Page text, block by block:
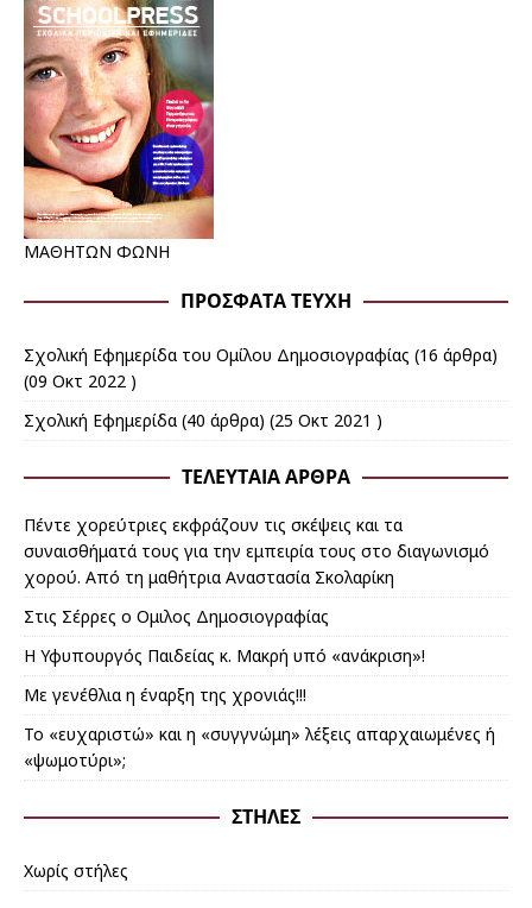
ΜΑΘΗΤΩΝ ΦΩΝΗ
ΠΡΌΣΦΑΤΑ ΤΕΎΧΗ
Σχολική Εφημερίδα του Ομίλου Δημοσιογραφίας (16 άρθρα)
(09 Οκτ 2022 )
Σχολική Εφημερίδα (40 άρθρα) (25 Οκτ 2021 )
ΤΕΛΕΥΤΑΊΑ ΆΡΘΡΑ
Πέντε χορεύτριες εκφράζουν τις σκέψεις και τα
συναισθήματά τους για την εμπειρία τους στο διαγωνισμό
χορού. Από τη μαθήτρια Αναστασία Σκολαρίκη
Στις Σέρρες ο Ομιλος Δημοσιογραφίας
Η Υφυπουργός Παιδείας κ. Μακρή υπό «ανάκριση»!
Με γενέθλια η έναρξη της χρονιάς!!!
Το «ευχαριστώ» και η «συγγνώμη» λέξεις απαρχαιωμένες ή
«ψωμοτύρι»;
ΣΤΉΛΕΣ
Χωρίς στήλες